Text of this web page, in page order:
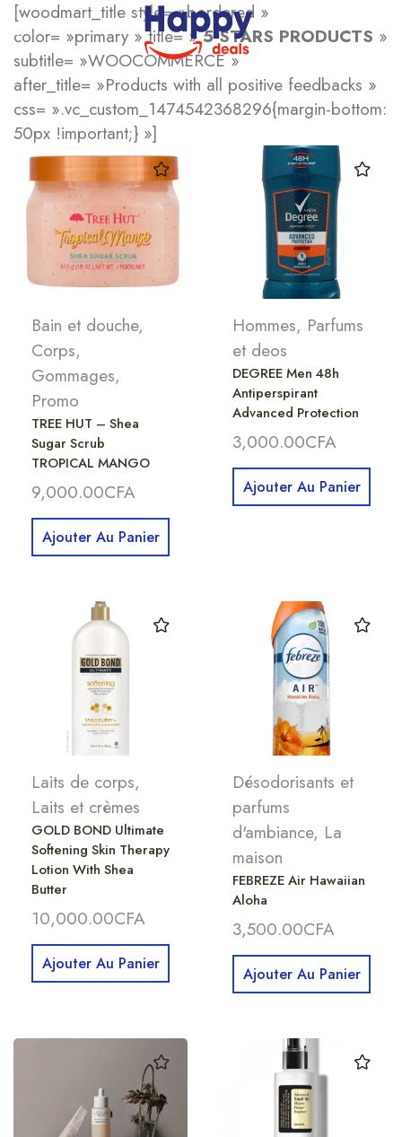
[woodmart_title style= »bordered »
color= »primary » title= »5 STARS PRODUCTS »
subtitle= »WOOCOMMERCE »
after_title= »Products with all positive feedbacks »
css= ».vc_custom_1474542368296{margin-bottom:
50px !important;} »]
Bain et douche,
Corps,
Gommages,
Promo
TREE HUT – Shea
Sugar Scrub
TROPICAL MANGO
9,000.00CFA
Ajouter Au Panier
Hommes, Parfums
et deos
DEGREE Men 48h
Antiperspirant
Advanced Protection
3,000.00CFA
Ajouter Au Panier
Laits de corps,
Laits et crèmes
GOLD BOND Ultimate
Softening Skin Therapy
Lotion With Shea
Butter
10,000.00CFA
Ajouter Au Panier
Désodorisants et
parfums
d'ambiance, La
maison
FEBREZE Air Hawaiian
Aloha
3,500.00CFA
Ajouter Au Panier